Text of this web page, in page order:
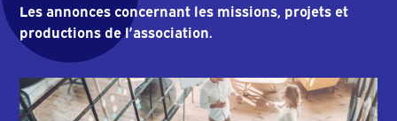
Les annonces concernant les missions, projets et
productions de l’association.